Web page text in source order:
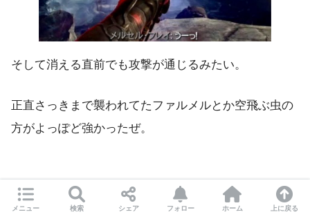
そして消える直前でも攻撃が通じるみたい。
正直さっきまで襲われてたファルメルとか空飛ぶ虫の
方がよっぽど強かったぜ。
メニュー 検索 シェア フォロー ホーム 上に戻る